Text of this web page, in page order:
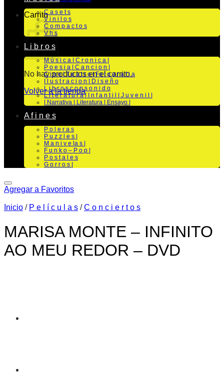
Carrito
No hay productos en el carrito.
Volver a la tienda
C a s e t s
V i n i l o s
C o m p a c t o s
V h s
L i b r o s
M ú s i c a | C r o n i c a |
P o e s i a | C a n c i o n |
C i n e | T e a t r o | Fo t o g r a f i a
I l u s t r a c i o n | D i s e ñ o
L i b r o s c o n s o n i d o
L i t e r a t u r a | I n f a n t i l | J u v e n i l |
| Narrativa | Literatura | Ensayo |
A f i n e s
P o l e r a s
P u z z l e s |
M a n i v e la s |
F u n k o – P o p |
P o s t a l e s
G o r r o s |
Agregar a Favoritos
Inicio / P e l í c u l a s / C o n c i e r t o s
MARISA MONTE – INFINITO
AO MEU REDOR – DVD